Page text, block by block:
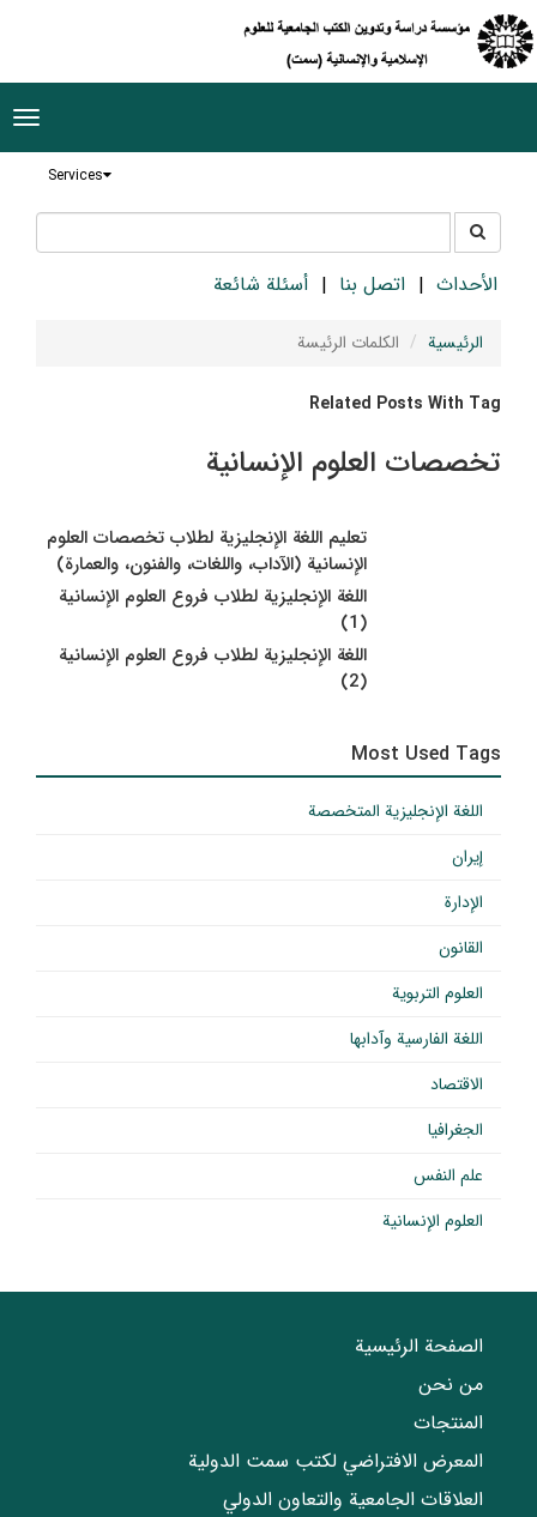
Services
جستجو
در
سایتالأحداث اتصل بنا أسئلة شائعة
الرئيسية الکلمات الرئيسة
Related Posts With Tag
تخصصات العلوم الإنسانية
تعليم اللغة الإنجليزية لطلاب تخصصات العلوم
الإنسانية (الآداب، واللغات، والفنون، والعمارة)
اللغة الإنجليزية لطلاب فروع العلوم الإنسانية
(1)
اللغة الإنجليزية لطلاب فروع العلوم الإنسانية
(2)
Most Used Tags
اللغة الإنجليزية المتخصصة
إيران
الإدارة
القانون
العلوم التربوية
اللغة الفارسية وآدابها
الاقتصاد
الجغرافيا
علم النفس
العلوم الإنسانية
الصفحة الرئيسية
من نحن
المنتجات
المعرض الافتراضي لكتب سمت الدولية
العلاقات الجامعیة والتعاون الدولي